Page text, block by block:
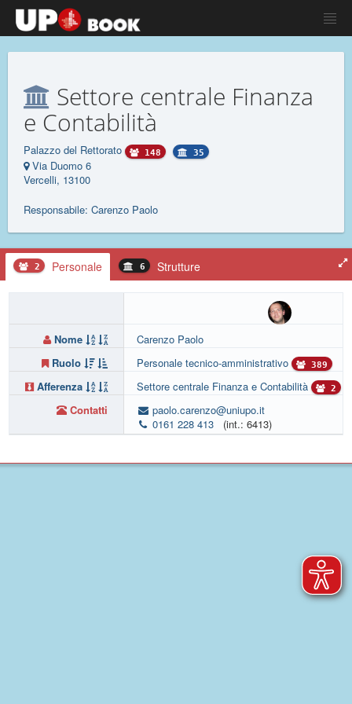
Settore centrale Finanza
e Contabilità
Palazzo del Rettorato 148 35
Via Duomo 6
Vercelli, 13100
Responsabile: Carenzo Paolo
2 Personale 6 Strutture
Nome
Ruolo
Afferenza
Contatti
Carenzo Paolo
Personale tecnico-amministrativo
389
Settore centrale Finanza e Contabilità 2
paolo.carenzo@uniupo.it
0161 228 413
(int.: 6413)